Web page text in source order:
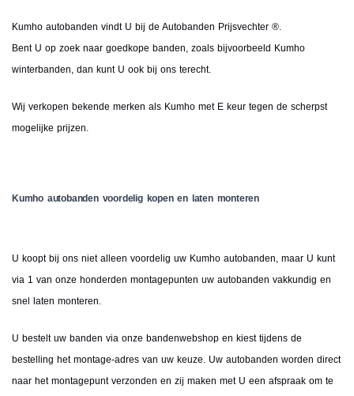
Kumho autobanden vindt U bij de Autobanden Prijsvechter ®.
Bent U op zoek naar goedkope banden, zoals bijvoorbeeld Kumho
winterbanden, dan kunt U ook bij ons terecht.
Wij verkopen bekende merken als Kumho met E keur tegen de scherpst
mogelijke prijzen.
Kumho autobanden voordelig kopen en laten monteren
U koopt bij ons niet alleen voordelig uw Kumho autobanden, maar U kunt
via 1 van onze honderden montagepunten uw autobanden vakkundig en
snel laten monteren.
U bestelt uw banden via onze bandenwebshop en kiest tijdens de
bestelling het montage-adres van uw keuze. Uw autobanden worden direct
naar het montagepunt verzonden en zij maken met U een afspraak om te